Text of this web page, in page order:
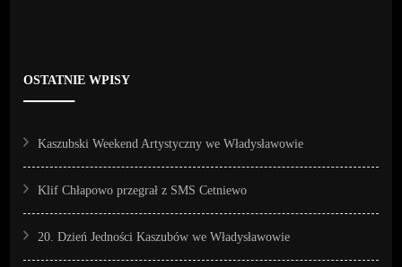
OSTATNIE WPISY
Kaszubski Weekend Artystyczny we Władysławowie
Klif Chłapowo przegrał z SMS Cetniewo
20. Dzień Jedności Kaszubów we Władysławowie